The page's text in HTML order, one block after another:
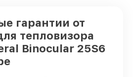
гарантии от
тепловизора
Binocular 25S6